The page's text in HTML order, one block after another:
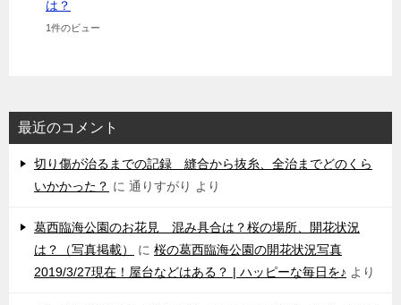
は？
1件のビュー
最近のコメント
切り傷が治るまでの記録 縫合から抜糸、全治までどのくら
いかかった？ に 通りすがり より
葛西臨海公園のお花見 混み具合は？桜の場所、開花状況
は？（写真掲載）
に 桜の葛西臨海公園の開花状況写真
2019/3/27現在！屋台などはある？ | ハッピーな毎日を♪ より